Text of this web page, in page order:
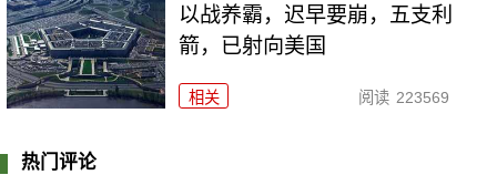
以战养霸，迟早要崩，五支利
箭，已射向美国
相关 阅读 223569
热门评论